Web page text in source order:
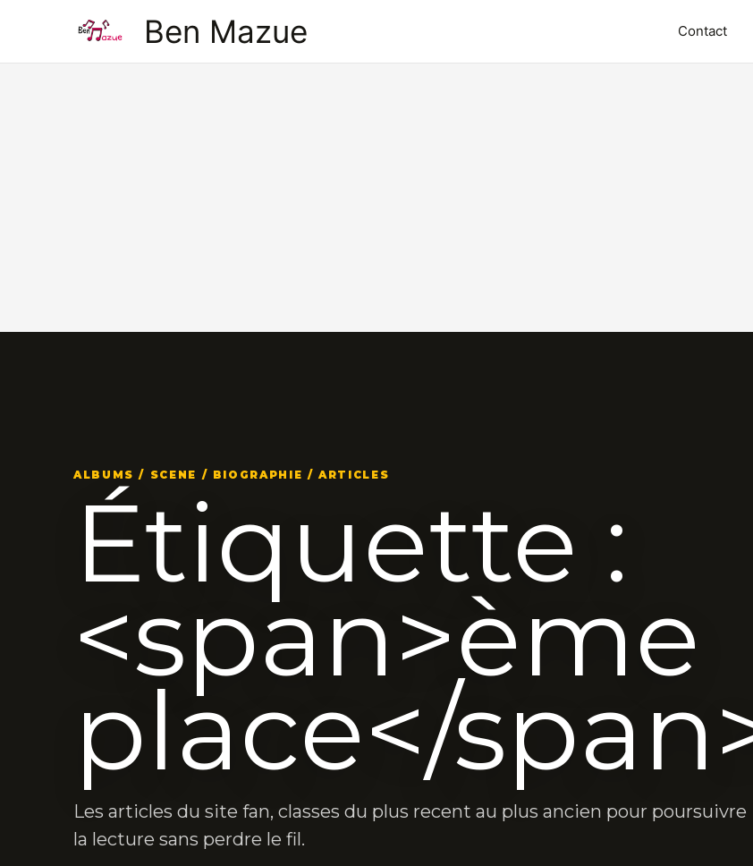
Ben Mazue Contact
ALBUMS / SCENE / BIOGRAPHIE / ARTICLES
Étiquette :
<span>ème
place</
Les articles du site fan, classes du plus recent au plus ancien pour poursuivre
la lecture sans perdre le fil.